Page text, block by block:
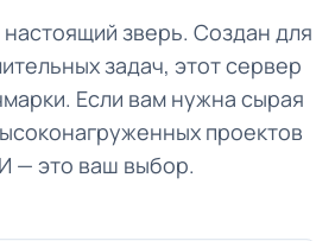
настоящий зверь. Создан для
задач, этот сервер
Если вам нужна сырая
проектов
— это ваш выбор.